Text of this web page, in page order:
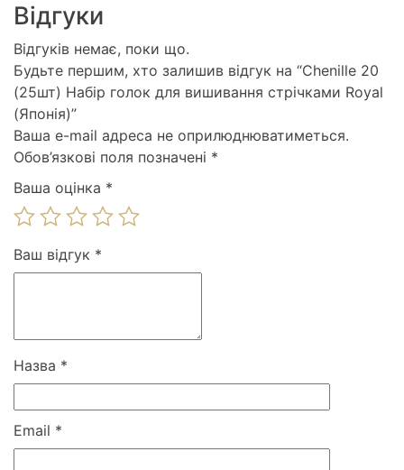
Відгуки
Відгуків немає, поки що.
Будьте першим, хто залишив відгук на “Chenille 20
(25шт) Набір голок для вишивання стрічками Royal
(Японія)”
Ваша e-mail адреса не оприлюднюватиметься.
Обов’язкові поля позначені *
Ваша оцінка *
Ваш відгук *
Назва *
Email *